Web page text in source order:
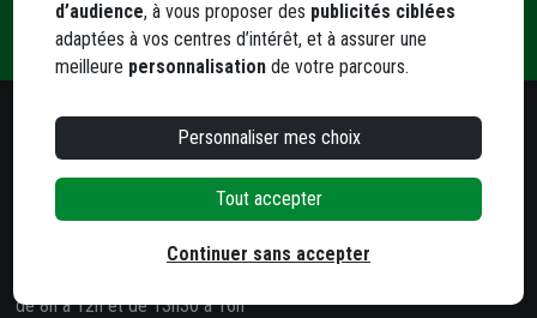
Contact
Livraison
et retrait
question
?
Paiement
Besoin d'un conseil ?
Notre service client est à votre écoute
Du lundi au jeudi
de 8h à 12h et de 13h30 à 17h
de 8h à 12h et de 13h30 à 16h
d’audience, à vous proposer des publicités ciblées
adaptées à vos centres d’intérêt, et à assurer une
meilleure personnalisation de votre parcours.
Personnaliser mes choix
Tout accepter
Continuer sans accepter